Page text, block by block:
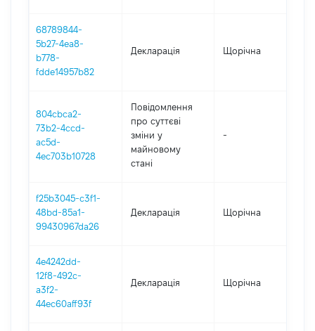
68789844-
5b27-4ea8-
b778-
fdde14957b82
Декларація Щорічна
804cbca2-
73b2-4ccd-
ac5d-
4ec703b10728
Повідомлення
про суттєві
зміни y
майновому
стані
-
f25b3045-c3f1-
48bd-85a1-
99430967da26
Декларація Щорічна
4e4242dd-
12f8-492c-
a3f2-
44ec60aff93f
Декларація Щорічна